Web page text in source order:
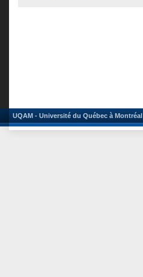
UQAM - Université du Québec à Montréal